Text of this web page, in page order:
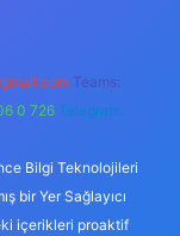
Teams:
0 726 Telegram:
Bilgi Teknolojileri
bir Yer Sağlayıcı
içerikleri proaktif